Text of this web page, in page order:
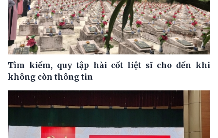
Tìm kiếm, quy tập hài cốt liệt sĩ cho đến khi
không còn thông tin